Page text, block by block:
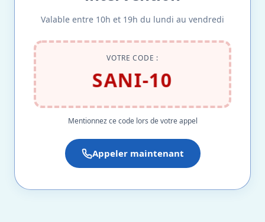
Valable entre 10h et 19h du lundi au vendredi
VOTRE CODE :
SANI-10
Mentionnez ce code lors de votre appel
Appeler maintenant